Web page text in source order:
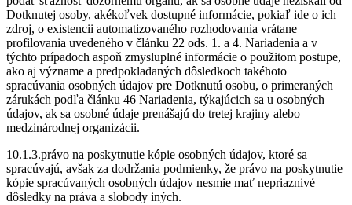
Dotknutej osoby, akékoľvek dostupné informácie, pokiaľ ide o ich
zdroj, o existencii automatizovaného rozhodovania vrátane
profilovania uvedeného v článku 22 ods. 1. a 4. Nariadenia a v
týchto prípadoch aspoň zmysluplné informácie o použitom postupe,
ako aj význame a predpokladaných dôsledkoch takéhoto
spracúvania osobných údajov pre Dotknutú osobu, o primeraných
zárukách podľa článku 46 Nariadenia, týkajúcich sa u osobných
údajov, ak sa osobné údaje prenášajú do tretej krajiny alebo
medzinárodnej organizácii.
10.1.3.právo na poskytnutie kópie osobných údajov, ktoré sa
spracúvajú, avšak za dodržania podmienky, že právo na poskytnutie
kópie spracúvaných osobných údajov nesmie mať nepriaznivé
dôsledky na práva a slobody iných.